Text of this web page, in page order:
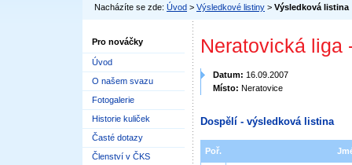
Nacházíte se zde: Úvod > Výsledkové listiny > Výsledková listina
Pro nováčky
Úvod
O našem svazu
Fotogalerie
Historie kuliček
Časté dotazy
Členství v ČKS
Neratovická liga
Datum: 16.09.2007
Místo: Neratovice
Dospělí - výsledková listina
Poř.